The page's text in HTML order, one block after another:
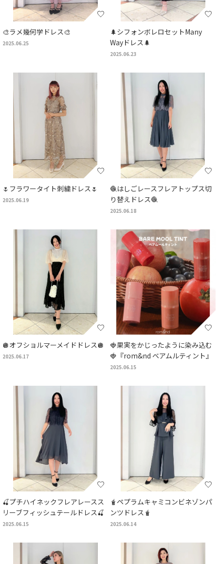
🎨ラメ幾何学ドレス🎨
2025.06.25
🌲シフォンボレロセットMany
Wayドレス🌲
2025.06.23
🌷フラワータイト刺繍ドレス🌷
2025.06.19
🧶はしごレースフレアトップス切
り替えドレス🧶
2025.06.18
🪩オフショルマーメイドドレス🪩
2025.06.17
🍓果実をかじったように染み込む
🍓『rom&nd ベアムルティント』
2025.06.15
🍒プチハイネックフレアレースス
リーブフィッシュテールドレス🍒
2025.06.15
🧋ペプラムキャミコンビネゾンパ
ンツドレス🧋
2025.06.14